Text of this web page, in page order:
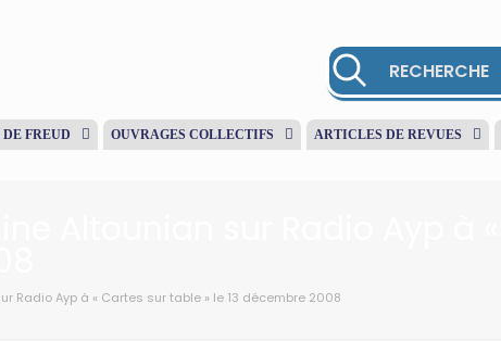
FREUD OUVRAGES COLLECTIFS ARTICLES DE REVUES
Radio Ayp à « Cartes sur table » le 13 décembre 2008